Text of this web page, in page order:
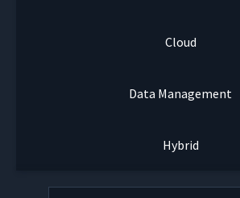
Cloud
Data Management
Hybrid